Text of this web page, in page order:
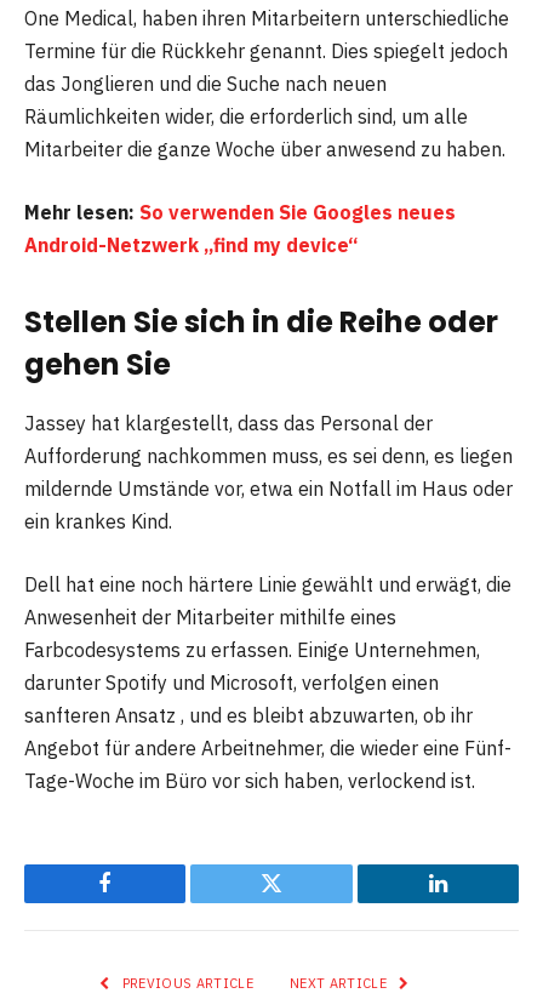
One Medical, haben ihren Mitarbeitern unterschiedliche
Termine für die Rückkehr genannt. Dies spiegelt jedoch
das Jonglieren und die Suche nach neuen
Räumlichkeiten wider, die erforderlich sind, um alle
Mitarbeiter die ganze Woche über anwesend zu haben.
Mehr lesen: So verwenden Sie Googles neues
Android-Netzwerk „find my device“
Stellen Sie sich in die Reihe oder
gehen Sie
Jassey hat klargestellt, dass das Personal der
Aufforderung nachkommen muss, es sei denn, es liegen
mildernde Umstände vor, etwa ein Notfall im Haus oder
ein krankes Kind.
Dell hat eine noch härtere Linie gewählt und erwägt, die
Anwesenheit der Mitarbeiter mithilfe eines
Farbcodesystems zu erfassen. Einige Unternehmen,
darunter Spotify und Microsoft, verfolgen einen
sanfteren Ansatz , und es bleibt abzuwarten, ob ihr
Angebot für andere Arbeitnehmer, die wieder eine Fünf-
Tage-Woche im Büro vor sich haben, verlockend ist.
Facebook Twitter LinkedIn
PREVIOUS ARTICLE NEXT ARTICLE